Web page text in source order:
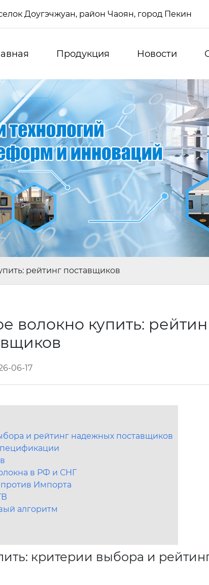
Доугэчжуан, район Чаоян, город Пекин
Продукция Новости
рейтинг поставщиков
волокно купить:
06-17
и рейтинг надежных поставщиков
в РФ и СНГ
Импорта
алгоритм
критерии выбора и